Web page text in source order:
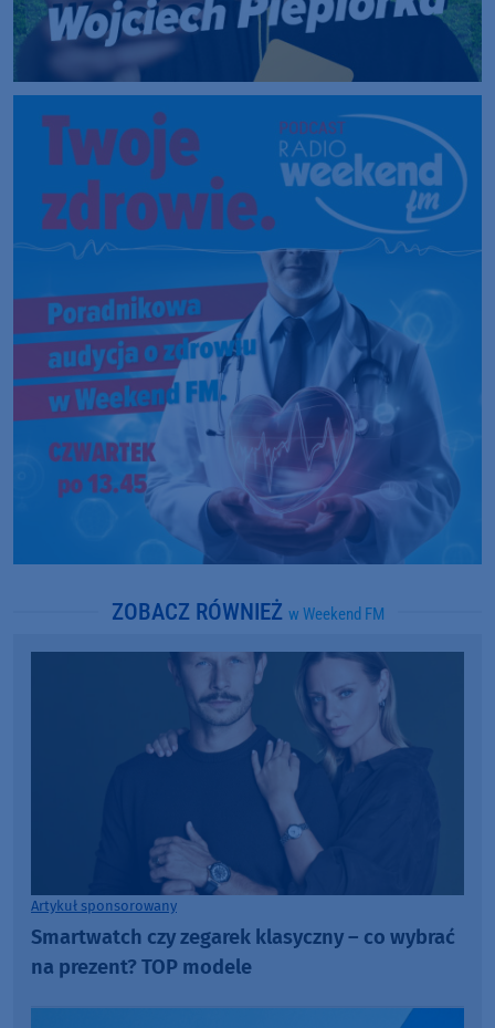
ZOBACZ RÓWNIEŻ w Weekend FM
Artykuł sponsorowany
Smartwatch czy zegarek klasyczny – co wybrać
na prezent? TOP modele